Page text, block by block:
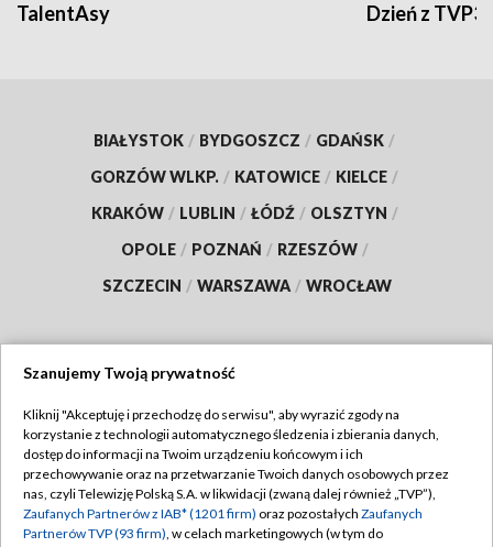
TalentAsy Dzień z TVP3
BIAŁYSTOK / BYDGOSZCZ / GDAŃSK /
GORZÓW WLKP. / KATOWICE / KIELCE /
KRAKÓW / LUBLIN / ŁÓDŹ / OLSZTYN /
OPOLE / POZNAŃ / RZESZÓW /
SZCZECIN / WARSZAWA / WROCŁAW
TVP
Abonament TVP
Emisja w TVP
Regulamin TVP
Polityka prywatności
Szanujemy Twoją prywatność
Kliknij "Akceptuję i przechodzę do serwisu", aby wyrazić zgody na
korzystanie z technologii automatycznego śledzenia i zbierania danych,
dostęp do informacji na Twoim urządzeniu końcowym i ich
przechowywanie oraz na przetwarzanie Twoich danych osobowych przez
nas, czyli Telewizję Polską S.A. w likwidacji (zwaną dalej również „TVP”),
Zaufanych Partnerów z IAB* (1201 firm) oraz pozostałych Zaufanych
Partnerów TVP (93 firm), w celach marketingowych (w tym do